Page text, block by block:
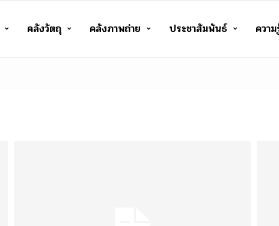
คลังวัตถุ คลังภาพถ่าย ประชาสัมพันธ์ ควา